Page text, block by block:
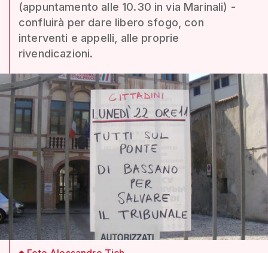
(appuntamento alle 10.30 in via Marinali) -
confluirà per dare libero sfogo, con
interventi e appelli, alle proprie
rivendicazioni.